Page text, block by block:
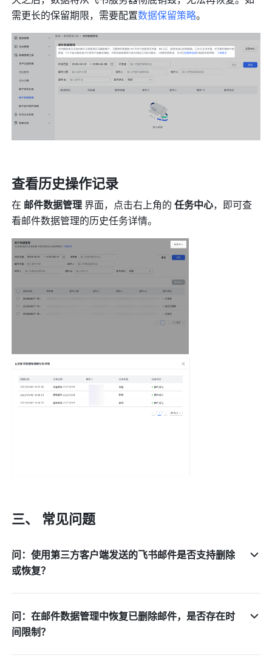
需更长的保留期限，需要配置数据保留策略。
查看历史操作记录
在 邮件数据管理 界面，点击右上角的 任务中心，即可查
看邮件数据管理的历史任务详情。
三、 常见问题
问：使用第三方客户端发送的飞书邮件是否支持删除
或恢复？
问：在邮件数据管理中恢复已删除邮件，是否存在时
间限制？